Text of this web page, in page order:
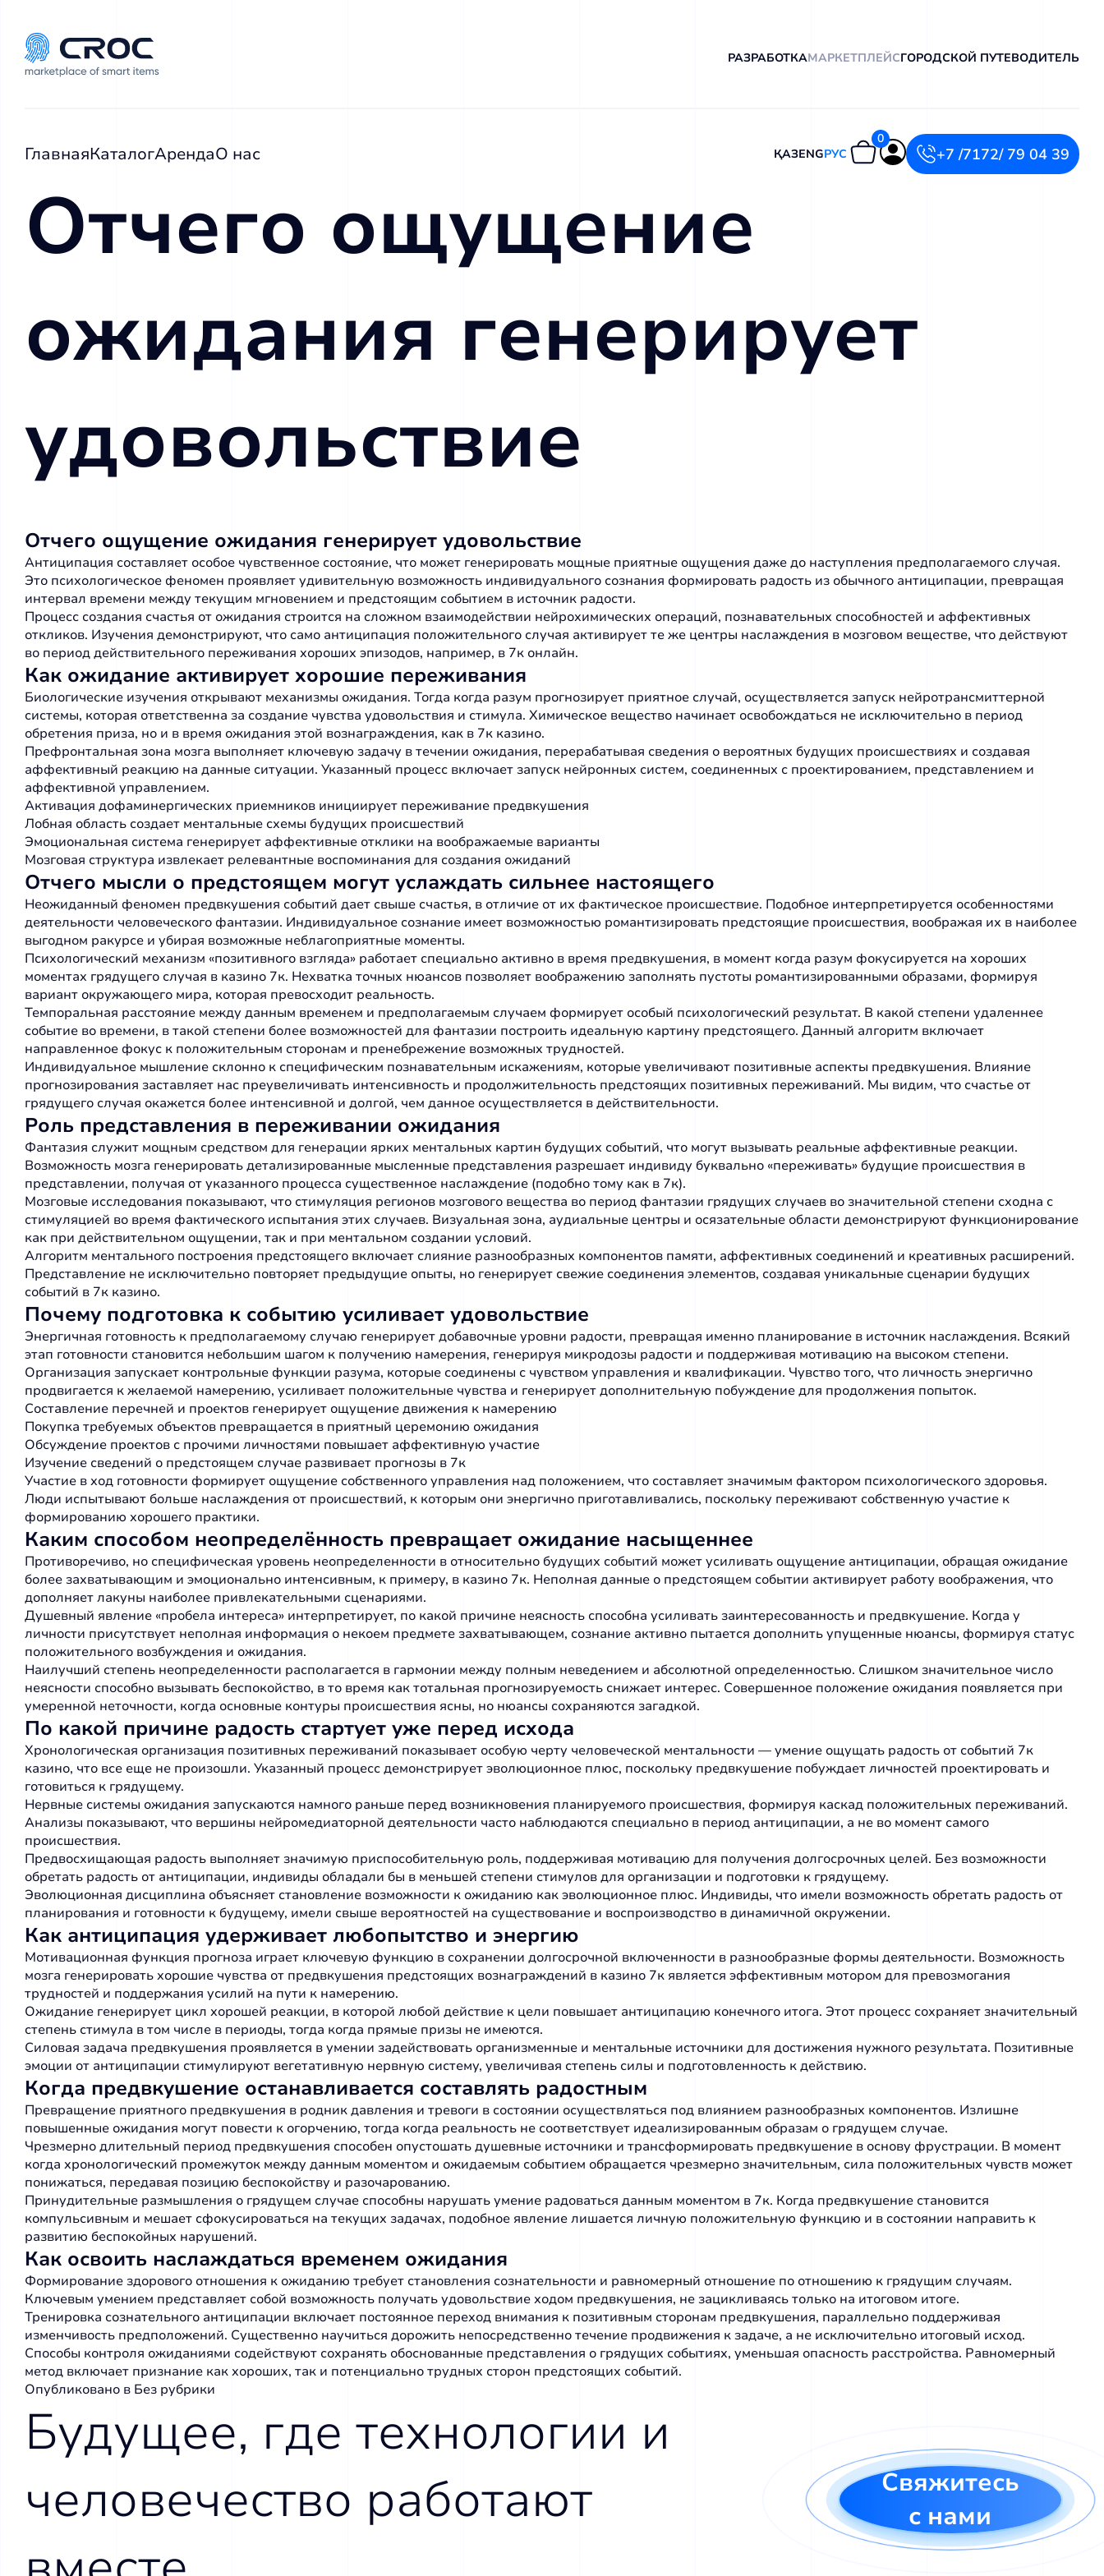
РАЗРАБОТКАМАРКЕТПЛЕЙСГОРОДСКОЙ ПУТЕВОДИТЕЛЬ
ГлавнаяКаталогАрендаО нас ҚАЗENGРУС
0
+7 /7172/ 79 04 39
Отчего ощущение
ожидания генерирует
удовольствие
Отчего ощущение ожидания генерирует удовольствие
Антиципация составляет особое чувственное состояние, что может генерировать мощные приятные ощущения даже до наступления предполагаемого случая.
Это психологическое феномен проявляет удивительную возможность индивидуального сознания формировать радость из обычного антиципации, превращая
интервал времени между текущим мгновением и предстоящим событием в источник радости.
Процесс создания счастья от ожидания строится на сложном взаимодействии нейрохимических операций, познавательных способностей и аффективных
откликов. Изучения демонстрируют, что само антиципация положительного случая активирует те же центры наслаждения в мозговом веществе, что действуют
во период действительного переживания хороших эпизодов, например, в 7к онлайн.
Как ожидание активирует хорошие переживания
Биологические изучения открывают механизмы ожидания. Тогда когда разум прогнозирует приятное случай, осуществляется запуск нейротрансмиттерной
системы, которая ответственна за создание чувства удовольствия и стимула. Химическое вещество начинает освобождаться не исключительно в период
обретения приза, но и в время ожидания этой вознаграждения, как в 7к казино.
Префронтальная зона мозга выполняет ключевую задачу в течении ожидания, перерабатывая сведения о вероятных будущих происшествиях и создавая
аффективный реакцию на данные ситуации. Указанный процесс включает запуск нейронных систем, соединенных с проектированием, представлением и
аффективной управлением.
Активация дофаминергических приемников инициирует переживание предвкушения
Лобная область создает ментальные схемы будущих происшествий
Эмоциональная система генерирует аффективные отклики на воображаемые варианты
Мозговая структура извлекает релевантные воспоминания для создания ожиданий
Отчего мысли о предстоящем могут услаждать сильнее настоящего
Неожиданный феномен предвкушения событий дает свыше счастья, в отличие от их фактическое происшествие. Подобное интерпретируется особенностями
деятельности человеческого фантазии. Индивидуальное сознание имеет возможностью романтизировать предстоящие происшествия, воображая их в наиболее
выгодном ракурсе и убирая возможные неблагоприятные моменты.
Психологический механизм «позитивного взгляда» работает специально активно в время предвкушения, в момент когда разум фокусируется на хороших
моментах грядущего случая в казино 7к. Нехватка точных нюансов позволяет воображению заполнять пустоты романтизированными образами, формируя
вариант окружающего мира, которая превосходит реальность.
Темпоральная расстояние между данным временем и предполагаемым случаем формирует особый психологический результат. В какой степени удаленнее
событие во времени, в такой степени более возможностей для фантазии построить идеальную картину предстоящего. Данный алгоритм включает
направленное фокус к положительным сторонам и пренебрежение возможных трудностей.
Индивидуальное мышление склонно к специфическим познавательным искажениям, которые увеличивают позитивные аспекты предвкушения. Влияние
прогнозирования заставляет нас преувеличивать интенсивность и продолжительность предстоящих позитивных переживаний. Мы видим, что счастье от
грядущего случая окажется более интенсивной и долгой, чем данное осуществляется в действительности.
Роль представления в переживании ожидания
Фантазия служит мощным средством для генерации ярких ментальных картин будущих событий, что могут вызывать реальные аффективные реакции.
Возможность мозга генерировать детализированные мысленные представления разрешает индивиду буквально «переживать» будущие происшествия в
представлении, получая от указанного процесса существенное наслаждение (подобно тому как в 7к).
Мозговые исследования показывают, что стимуляция регионов мозгового вещества во период фантазии грядущих случаев во значительной степени сходна с
стимуляцией во время фактического испытания этих случаев. Визуальная зона, аудиальные центры и осязательные области демонстрируют функционирование
как при действительном ощущении, так и при ментальном создании условий.
Алгоритм ментального построения предстоящего включает слияние разнообразных компонентов памяти, аффективных соединений и креативных расширений.
Представление не исключительно повторяет предыдущие опыты, но генерирует свежие соединения элементов, создавая уникальные сценарии будущих
событий в 7к казино.
Почему подготовка к событию усиливает удовольствие
Энергичная готовность к предполагаемому случаю генерирует добавочные уровни радости, превращая именно планирование в источник наслаждения. Всякий
этап готовности становится небольшим шагом к получению намерения, генерируя микродозы радости и поддерживая мотивацию на высоком степени.
Организация запускает контрольные функции разума, которые соединены с чувством управления и квалификации. Чувство того, что личность энергично
продвигается к желаемой намерению, усиливает положительные чувства и генерирует дополнительную побуждение для продолжения попыток.
Составление перечней и проектов генерирует ощущение движения к намерению
Покупка требуемых объектов превращается в приятный церемонию ожидания
Обсуждение проектов с прочими личностями повышает аффективную участие
Изучение сведений о предстоящем случае развивает прогнозы в 7к
Участие в ход готовности формирует ощущение собственного управления над положением, что составляет значимым фактором психологического здоровья.
Люди испытывают больше наслаждения от происшествий, к которым они энергично приготавливались, поскольку переживают собственную участие к
формированию хорошего практики.
Каким способом неопределённость превращает ожидание насыщеннее
Противоречиво, но специфическая уровень неопределенности в относительно будущих событий может усиливать ощущение антиципации, обращая ожидание
более захватывающим и эмоционально интенсивным, к примеру, в казино 7к. Неполная данные о предстоящем событии активирует работу воображения, что
дополняет лакуны наиболее привлекательными сценариями.
Душевный явление «пробела интереса» интерпретирует, по какой причине неясность способна усиливать заинтересованность и предвкушение. Когда у
личности присутствует неполная информация о некоем предмете захватывающем, сознание активно пытается дополнить упущенные нюансы, формируя статус
положительного возбуждения и ожидания.
Наилучший степень неопределенности располагается в гармонии между полным неведением и абсолютной определенностью. Слишком значительное число
неясности способно вызывать беспокойство, в то время как тотальная прогнозируемость снижает интерес. Совершенное положение ожидания появляется при
умеренной неточности, когда основные контуры происшествия ясны, но нюансы сохраняются загадкой.
По какой причине радость стартует уже перед исхода
Хронологическая организация позитивных переживаний показывает особую черту человеческой ментальности — умение ощущать радость от событий 7к
казино, что все еще не произошли. Указанный процесс демонстрирует эволюционное плюс, поскольку предвкушение побуждает личностей проектировать и
готовиться к грядущему.
Нервные системы ожидания запускаются намного раньше перед возникновения планируемого происшествия, формируя каскад положительных переживаний.
Анализы показывают, что вершины нейромедиаторной деятельности часто наблюдаются специально в период антиципации, а не во момент самого
происшествия.
Предвосхищающая радость выполняет значимую приспособительную роль, поддерживая мотивацию для получения долгосрочных целей. Без возможности
обретать радость от антиципации, индивиды обладали бы в меньшей степени стимулов для организации и подготовки к грядущему.
Эволюционная дисциплина объясняет становление возможности к ожиданию как эволюционное плюс. Индивиды, что имели возможность обретать радость от
планирования и готовности к будущему, имели свыше вероятностей на существование и воспроизводство в динамичной окружении.
Как антиципация удерживает любопытство и энергию
Мотивационная функция прогноза играет ключевую функцию в сохранении долгосрочной включенности в разнообразные формы деятельности. Возможность
мозга генерировать хорошие чувства от предвкушения предстоящих вознаграждений в казино 7к является эффективным мотором для превозмогания
трудностей и поддержания усилий на пути к намерению.
Ожидание генерирует цикл хорошей реакции, в которой любой действие к цели повышает антиципацию конечного итога. Этот процесс сохраняет значительный
степень стимула в том числе в периоды, тогда когда прямые призы не имеются.
Силовая задача предвкушения проявляется в умении задействовать организменные и ментальные источники для достижения нужного результата. Позитивные
эмоции от антиципации стимулируют вегетативную нервную систему, увеличивая степень силы и подготовленность к действию.
Когда предвкушение останавливается составлять радостным
Превращение приятного предвкушения в родник давления и тревоги в состоянии осуществляться под влиянием разнообразных компонентов. Излишне
повышенные ожидания могут повести к огорчению, тогда когда реальность не соответствует идеализированным образам о грядущем случае.
Чрезмерно длительный период предвкушения способен опустошать душевные источники и трансформировать предвкушение в основу фрустрации. В момент
когда хронологический промежуток между данным моментом и ожидаемым событием обращается чрезмерно значительным, сила положительных чувств может
понижаться, передавая позицию беспокойству и разочарованию.
Принудительные размышления о грядущем случае способны нарушать умение радоваться данным моментом в 7к. Когда предвкушение становится
компульсивным и мешает сфокусироваться на текущих задачах, подобное явление лишается личную положительную функцию и в состоянии направить к
развитию беспокойных нарушений.
Как освоить наслаждаться временем ожидания
Формирование здорового отношения к ожиданию требует становления сознательности и равномерный отношение по отношению к грядущим случаям.
Ключевым умением представляет собой возможность получать удовольствие ходом предвкушения, не зацикливаясь только на итоговом итоге.
Тренировка сознательного антиципации включает постоянное переход внимания к позитивным сторонам предвкушения, параллельно поддерживая
изменчивость предположений. Существенно научиться дорожить непосредственно течение продвижения к задаче, а не исключительно итоговый исход.
Способы контроля ожиданиями содействуют сохранять обоснованные представления о грядущих событиях, уменьшая опасность расстройства. Равномерный
метод включает признание как хороших, так и потенциально трудных сторон предстоящих событий.
Опубликовано в Без рубрики
Будущее, где технологии и
человечество работают
Свяжитесь
с нами